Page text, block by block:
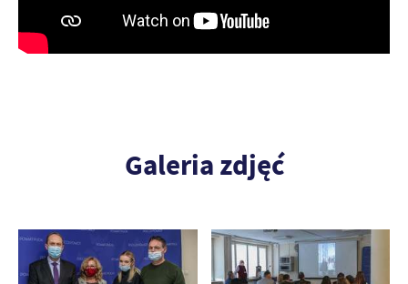
Galeria zdjęć